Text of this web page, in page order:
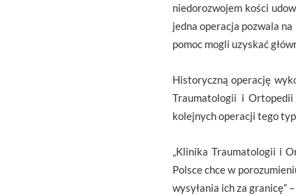
niedorozwojem kości
jedna operacja pozwala
pomoc mogli uzyskać
Historyczną operację
Traumatologii i Ortopedii
kolejnych operacji tego
„Klinika Traumatologii i
Polsce chce w
wysyłania ich za granicę”